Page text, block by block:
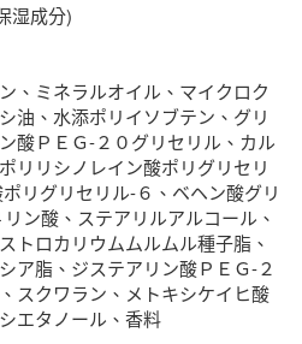
湿成分)
、ミネラルオイル、マイクロク
油、水添ポリイソブテン、グリ
酸ＰＥＧ-２０グリセリル、カル
リリシノレイン酸ポリグリセリ
リグリセリル-６、ベヘン酸グリ
ン酸、ステアリルアルコール、
トロカリウムムルムル種子脂、
ア脂、ジステアリン酸ＰＥＧ-２
スクワラン、メトキシケイヒ酸
エタノール、香料